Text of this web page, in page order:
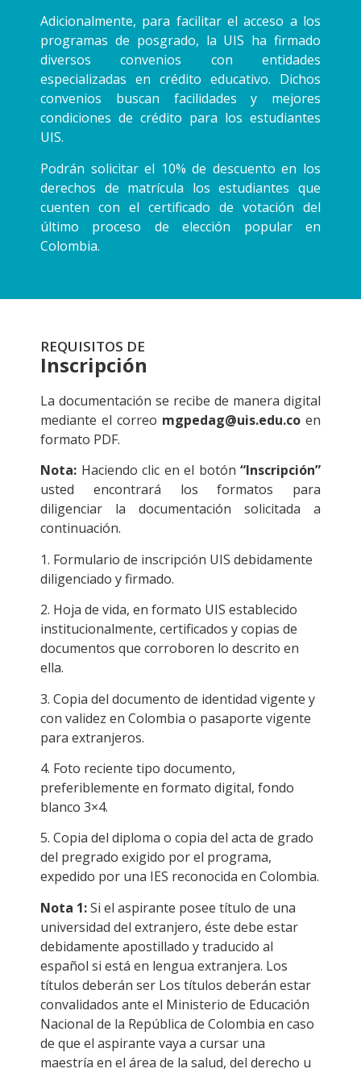
Adicionalmente, para facilitar el acceso a los
programas de posgrado, la UIS ha firmado
diversos convenios con entidades
especializadas en crédito educativo. Dichos
convenios buscan facilidades y mejores
condiciones de crédito para los estudiantes
UIS.
Podrán solicitar el 10% de descuento en los
derechos de matrícula los estudiantes que
cuenten con el certificado de votación del
último proceso de elección popular en
Colombia.
REQUISITOS DE
Inscripción
La documentación se recibe de manera digital
mediante el correo mgpedag@uis.edu.co en
formato PDF.
Nota: Haciendo clic en el botón “Inscripción”
usted encontrará los formatos para
diligenciar la documentación solicitada a
continuación.
1. Formulario de inscripción UIS debidamente
diligenciado y firmado.
2. Hoja de vida, en formato UIS establecido
institucionalmente, certificados y copias de
documentos que corroboren lo descrito en
ella.
3. Copia del documento de identidad vigente y
con validez en Colombia o pasaporte vigente
para extranjeros.
4. Foto reciente tipo documento,
preferiblemente en formato digital, fondo
blanco 3×4.
5. Copia del diploma o copia del acta de grado
del pregrado exigido por el programa,
expedido por una IES reconocida en Colombia.
Nota 1:Si el aspirante posee título de una
universidad del extranjero, éste debe estar
debidamente apostillado y traducido al
español si está en lengua extranjera. Los
títulos deberán ser Los títulos deberán estar
convalidados ante el Ministerio de Educación
Nacional de la República de Colombia en caso
de que el aspirante vaya a cursar una
maestría en el área de la salud, del derecho u